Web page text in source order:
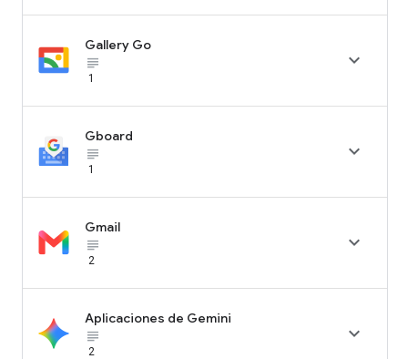
Gallery Go
subject_black
1

Gboard
subject_black
1

Gmail
subject_black
2

Aplicaciones de Gemini
subject_black
2
